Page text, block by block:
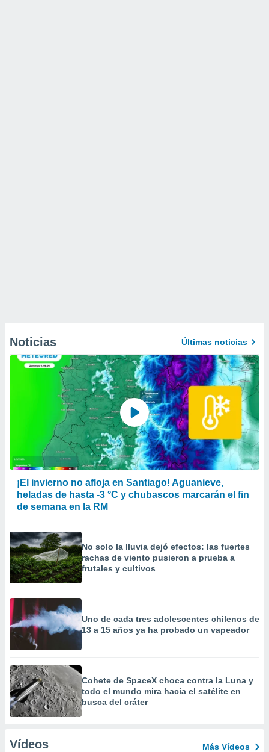
Noticias Últimas noticias
¡El invierno no afloja en Santiago! Aguanieve,
heladas de hasta -3 °C y chubascos marcarán el fin
de semana en la RM
No solo la lluvia dejó efectos: las fuertes
rachas de viento pusieron a prueba a
frutales y cultivos
Uno de cada tres adolescentes chilenos de
13 a 15 años ya ha probado un vapeador
Cohete de SpaceX choca contra la Luna y
todo el mundo mira hacia el satélite en
busca del cráter
Vídeos Más Vídeos